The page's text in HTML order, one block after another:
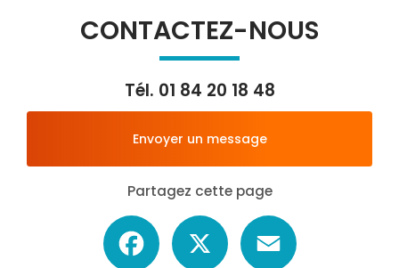
CONTACTEZ-NOUS
Tél. 01 84 20 18 48
Envoyer un message
Partagez cette page
Facebook